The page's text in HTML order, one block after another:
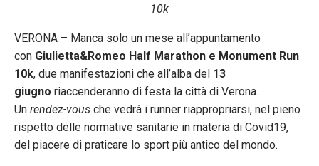
10k
VERONA – Manca solo un mese all’appuntamento
con Giulietta&Romeo Half Marathon e Monument Run
10k, due manifestazioni che all’alba del 13
giugno riaccenderanno di festa la città di Verona.
Un rendez-vous che vedrà i runner riappropriarsi, nel pieno
rispetto delle normative sanitarie in materia di Covid19,
del piacere di praticare lo sport più antico del mondo.